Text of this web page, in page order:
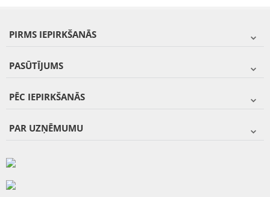
PIRMS IEPIRKŠANĀS
PASŪTĪJUMS
PĒC IEPIRKŠANĀS
PAR UZŅĒMUMU